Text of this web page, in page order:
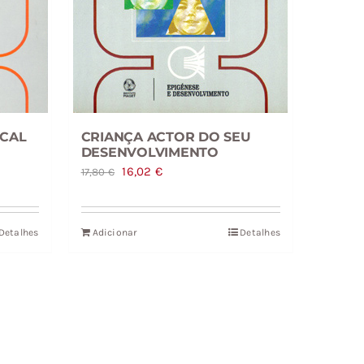
Detalhes
CRIANÇA ACTOR DO SEU
DESENVOLVIMENTO
17,80€ O
original
era:
16,02 €O
atual
Adicionar Detalhes